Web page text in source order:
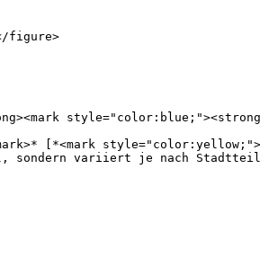
figure>
[*<mark
sondern variiert je nach